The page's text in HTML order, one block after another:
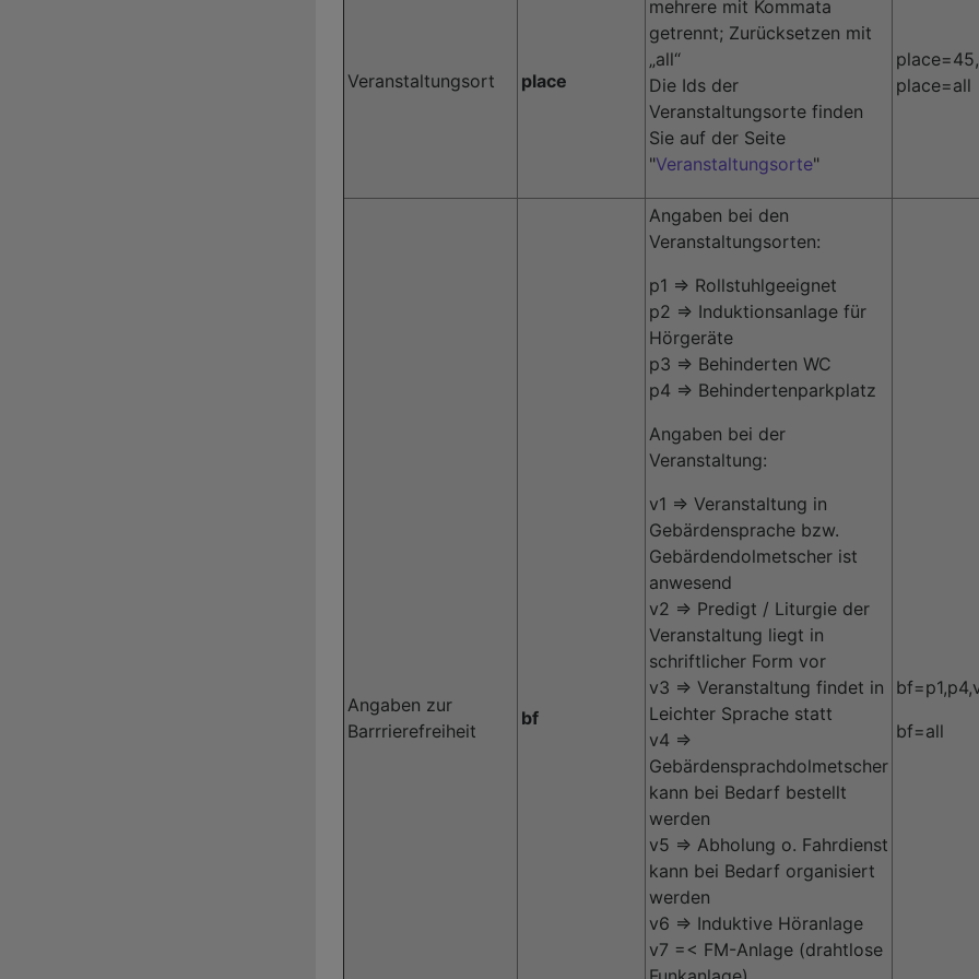
Veranstaltungsort place
mehrere mit Kommata
getrennt; Zurücksetzen mit
„all“
Die Ids der
Veranstaltungsorte finden
Sie auf der Seite
"Veranstaltungsorte"
place=all
Angaben zur
Barrrierefreiheit
bf
Angaben bei den
Veranstaltungsorten:
p1 => Rollstuhlgeeignet
p2 => Induktionsanlage für
Hörgeräte
p3 => Behinderten WC
p4 => Behindertenparkplatz
Angaben bei der
Veranstaltung:
v1 => Veranstaltung in
Gebärdensprache bzw.
Gebärdendolmetscher ist
anwesend
v2 => Predigt / Liturgie der
Veranstaltung liegt in
schriftlicher Form vor
v3 => Veranstaltung findet in
Leichter Sprache statt
v4 =>
Gebärdensprachdolmetscher
kann bei Bedarf bestellt
werden
v5 => Abholung o. Fahrdienst
kann bei Bedarf organisiert
werden
v6 => Induktive Höranlage
v7 =< FM-Anlage (drahtlose
bf=all